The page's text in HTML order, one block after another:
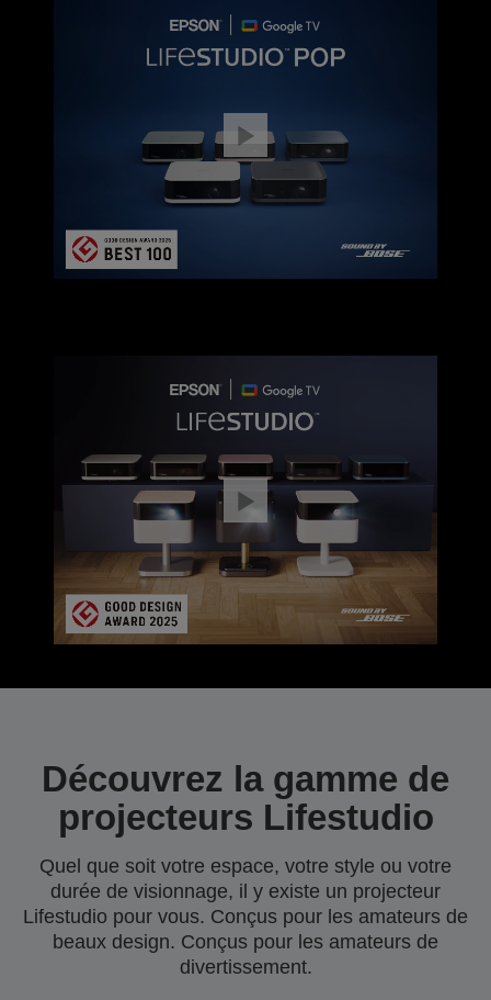
Découvrez la gamme de
projecteurs Lifestudio
Quel que soit votre espace, votre style ou votre
durée de visionnage, il y existe un projecteur
Lifestudio pour vous. Conçus pour les amateurs de
beaux design. Conçus pour les amateurs de
divertissement.